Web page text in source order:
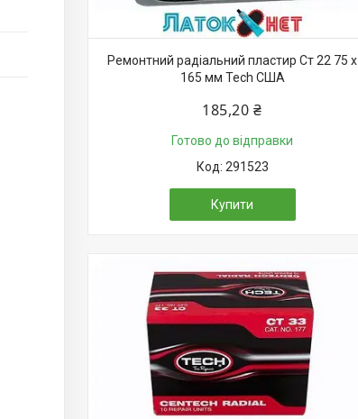
Ремонтний радіальний пластир Ст 22 75 х
165 мм Tech США
185,20 ₴
Готово до відправки
291523
Купити